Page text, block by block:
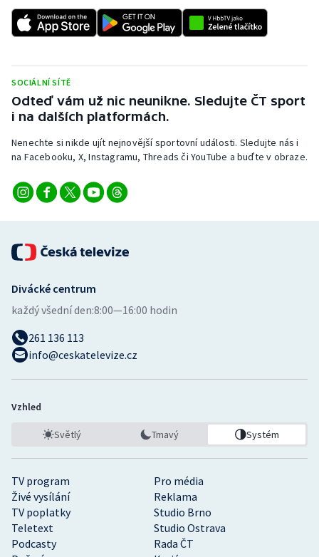
SOCIÁLNÍ SÍTĚ
Odteď vám už nic neunikne. Sledujte ČT sport
i na dalších platformách.
Nenechte si nikde ujít nejnovější sportovní události. Sledujte nás i
na Facebooku, X, Instagramu, Threads či YouTube a buďte v obraze.
TV program
Pro média
Živé vysílání
Reklama
TV poplatky
Studio Brno
Teletext
Studio Ostrava
Podcasty
Rada ČT
Divácké centrum
každý všední den:8:00—16:00 hodin
261 136 113
info@ceskatelevize.cz
Vzhled
Světlý Tmavý Systém